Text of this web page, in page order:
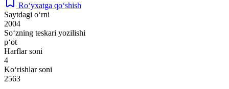
Ro‘yxatga qo‘shish
Saytdagi o‘rni
2004
So‘zning teskari yozilishi
p‘ot
Harflar soni
4
Ko‘rishlar soni
2563